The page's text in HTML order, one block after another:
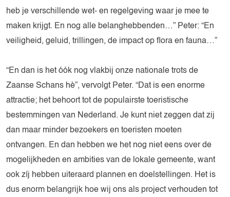
heb je verschillende wet- en regelgeving waar je mee te
maken krijgt. En nog alle belanghebbenden…” Peter: “En
veiligheid, geluid, trillingen, de impact op flora en fauna…”
“En dan is het óók nog vlakbij onze nationale trots de
Zaanse Schans hè”, vervolgt Peter. “Dat is een enorme
attractie; het behoort tot de populairste toeristische
bestemmingen van Nederland. Je kunt niet zeggen dat zij
dan maar minder bezoekers en toeristen moeten
ontvangen. En dan hebben we het nog niet eens over de
mogelijkheden en ambities van de lokale gemeente, want
ook zíj hebben uiteraard plannen en doelstellingen. Het is
dus enorm belangrijk hoe wij ons als project verhouden tot